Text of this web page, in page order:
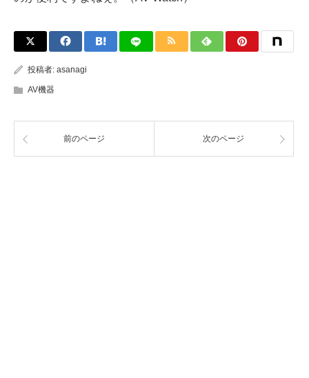
投稿者: asanagi
AV機器
前のページ 次のページ